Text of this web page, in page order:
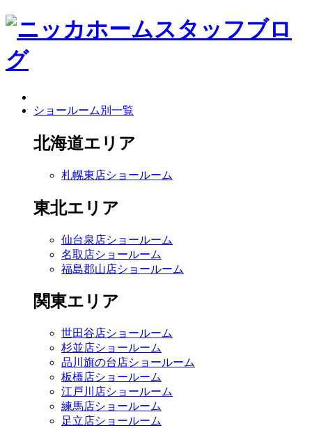
ショールーム別一覧
北海道エリア
札幌東店ショールーム
東北エリア
仙台泉店ショールーム
名取店ショールーム
福島郡山店ショールーム
関東エリア
世田谷店ショールーム
杉並店ショールーム
品川旗の台店ショールーム
板橋店ショールーム
江戸川店ショールーム
練馬店ショールーム
足立店ショールーム